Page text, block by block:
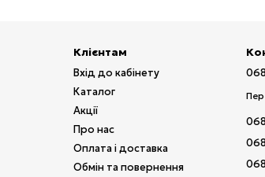
Клієнтам
Вхід до кабінету
Каталог
Акції
Про нас
Оплата і доставка
Обмін та повернення